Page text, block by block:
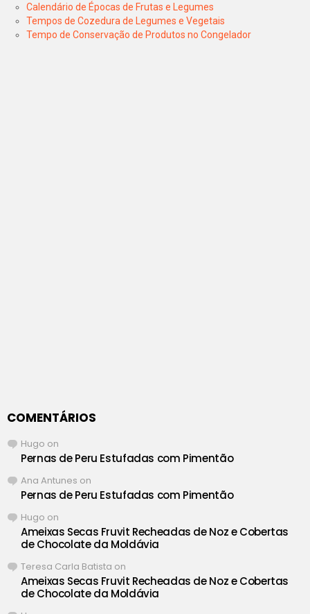
Calendário de Épocas de Frutas e Legumes
Tempos de Cozedura de Legumes e Vegetais
Tempo de Conservação de Produtos no Congelador
COMENTÁRIOS
Hugo on
Pernas de Peru Estufadas com Pimentão
Ana Antunes on
Pernas de Peru Estufadas com Pimentão
Hugo on
Ameixas Secas Fruvit Recheadas de Noz e Cobertas
de Chocolate da Moldávia
Teresa Carla Batista on
Ameixas Secas Fruvit Recheadas de Noz e Cobertas
de Chocolate da Moldávia